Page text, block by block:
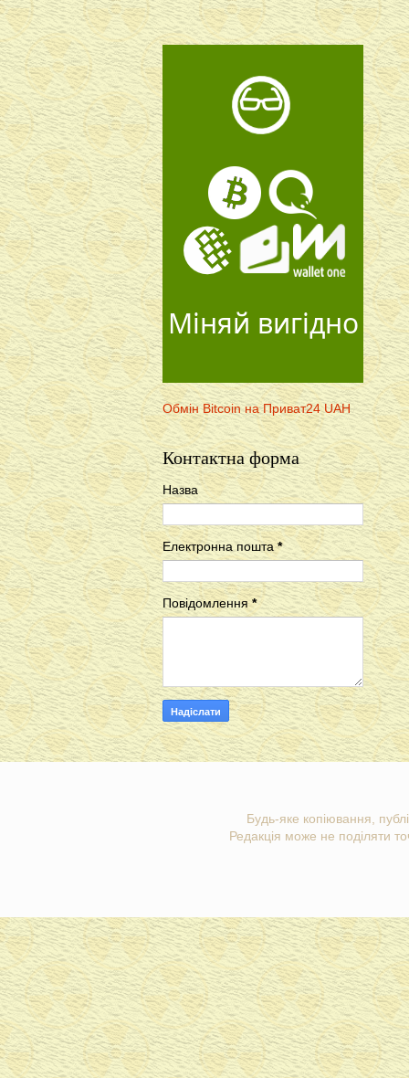
Міняй вигідно
Обмін Bitcoin на Приват24 UAH
Контактна форма
Назва
Електронна пошта*
Повідомлення *
Будь-яке копіювання,
Редакція може не поділяти